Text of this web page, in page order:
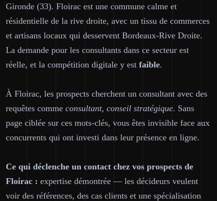
Gironde (33). Floirac est une commune calme et
résidentielle de la rive droite, avec un tissu de commerces
et artisans locaux qui desservent Bordeaux-Rive Droite.
La demande pour les consultants dans ce secteur est
réelle, et la compétition digitale y est faible.
À Floirac, les prospects cherchent un consultant avec des
requêtes comme consultant, conseil stratégique. Sans
page ciblée sur ces mots-clés, vous êtes invisible face aux
concurrents qui ont investi dans leur présence en ligne.
Ce qui déclenche un contact chez vos prospects de
Floirac : expertise démontrée — les décideurs veulent
voir des références, des cas clients et une spécialisation